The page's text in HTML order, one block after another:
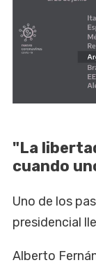
"La
cuando
Uno de los
presidencial
Alberto